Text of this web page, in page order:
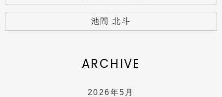
池間 北斗
ARCHIVE
2026年5月